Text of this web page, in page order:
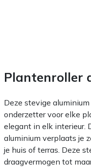
Plantenroller
Deze stevige
onderzetter voor elke
elegant in elk interieur.
aluminium verplaats je
je huis of terras. Deze
draagvermogen tot